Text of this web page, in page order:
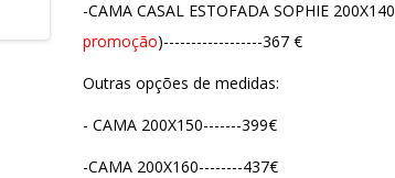
-CAMA CASAL ESTOFADA SOPHIE 200X140
promoção)------------------367 €
Outras opções de medidas:
- CAMA 200X150-------399€
-CAMA 200X160--------437€